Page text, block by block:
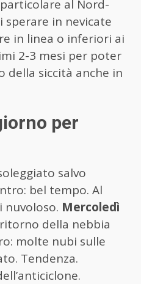
al Nord-
sperare in nevicate
in linea o inferiori ai
2-3 mesi per poter
siccità anche in
per
salvo
bel tempo. Al
nuvoloso. Mercoledì
della nebbia
molte nubi sulle
Tendenza.